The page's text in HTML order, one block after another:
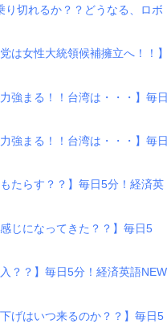
り切れるか？？どうなる、ロボ
は女性大統領候補擁立へ！！
強まる！！台湾は・・・】毎
強まる！！台湾は・・・】毎
たらす？？】毎日5分！経済英
じになってきた？？】毎日5
？？】毎日5分！経済英語NEW
げはいつ来るのか？？】毎日5